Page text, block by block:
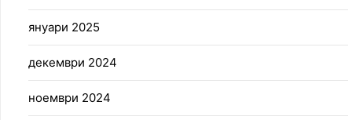
януари 2025
декември 2024
ноември 2024